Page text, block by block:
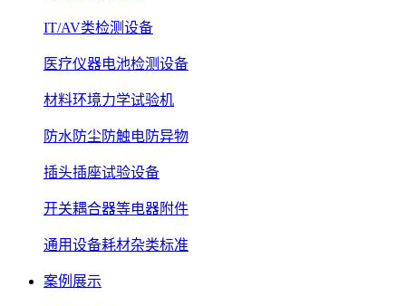
IT/AV类检测设备
医疗仪器电池检测设备
材料环境力学试验机
防水防尘防触电防异物
插头插座试验设备
开关耦合器等电器附件
通用设备耗材杂类标准
案例展示